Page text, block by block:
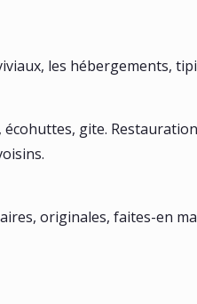
les hébergements,
gite.
originales, faites-en